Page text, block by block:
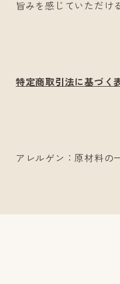
旨みを感じていただけ
特定商取引法に基づく
アレルゲン：原材料の